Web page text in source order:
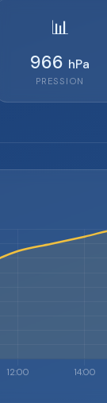
📊
966 hPa
PRESSION